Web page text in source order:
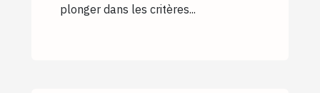
plonger dans les critères...